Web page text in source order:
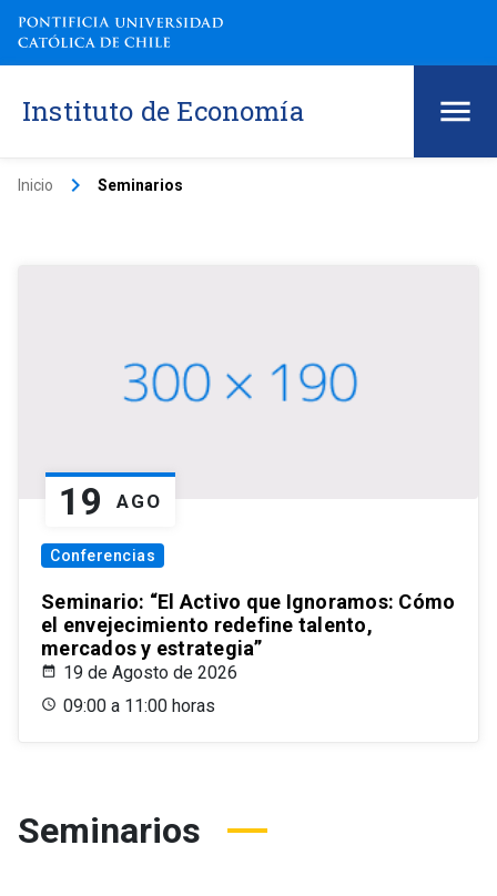
Instituto de Economía
Inicio keyboard_arrow_right Seminarios
19 AGO
Conferencias
Seminario: “El Activo que Ignoramos: Cómo
el envejecimiento redefine talento,
mercados y estrategia”
19 de Agosto de 2026
09:00 a 11:00 horas
Seminarios